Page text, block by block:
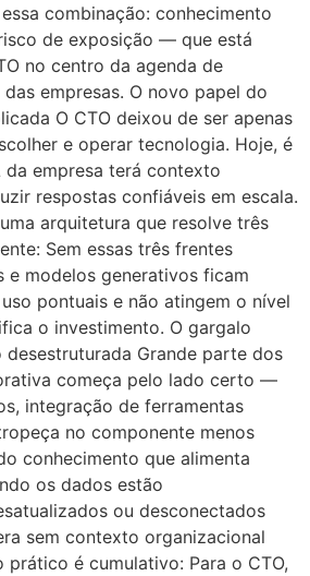
combinação: conhecimento
de exposição — que está
no centro da agenda de
empresas. O novo papel do
O CTO deixou de ser apenas
e operar tecnologia. Hoje, é
da empresa terá contexto
respostas confiáveis em escala.
arquitetura que resolve três
Sem essas três frentes
e modelos generativos ficam
pontuais e não atingem o nível
o investimento. O gargalo
desestruturada Grande parte dos
começa pelo lado certo —
integração de ferramentas
no componente menos
conhecimento que alimenta
os dados estão
ou desconectados
sem contexto organizacional
prático é cumulativo: Para o CTO,